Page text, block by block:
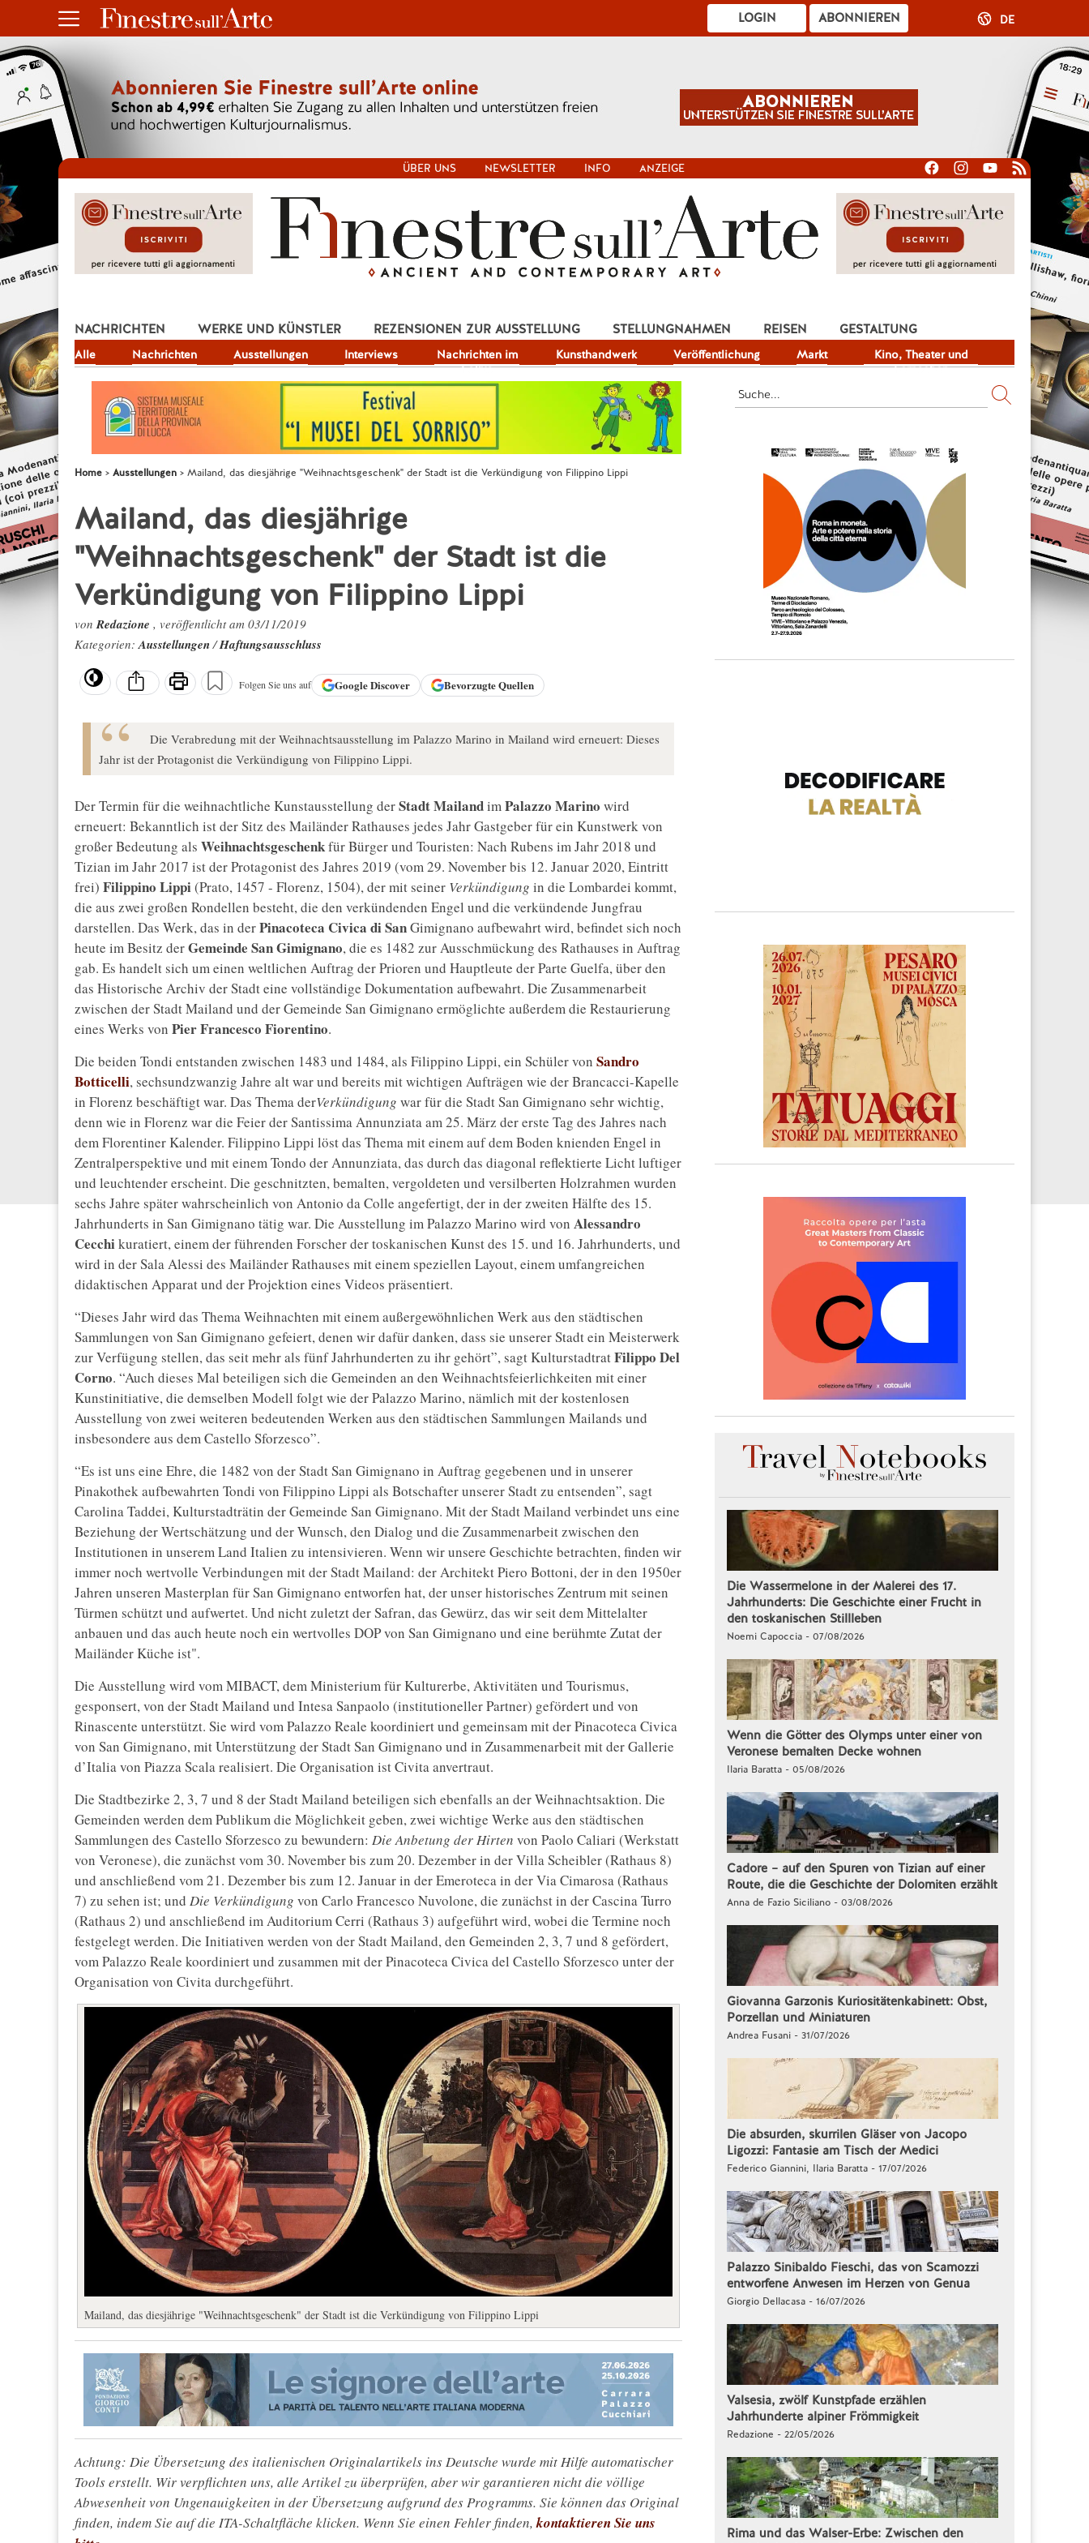
ABONNIEREN
LOGIN DE
ÜBER UNS NEWSLETTER INFO ANZEIGE
NACHRICHTEN
Alle Nachrichten Ausstellungen Interviews
Nachrichten im
Fokus
Kunsthandwerk Veröffentlichung Markt
Kino, Theater und
Fernsehen
WERKE UND KÜNSTLER REZENSIONEN ZUR AUSSTELLUNG STELLUNGNAHMEN REISEN
GESTALTUNG
JOB
Home Ausstellungen Mailand, das diesjährige "Weihnachtsgeschenk" der Stadt ist die Verkündigung von Filippino Lippi
Mailand, das diesjährige
"Weihnachtsgeschenk" der Stadt ist die
Verkündigung von Filippino Lippi
vonRedazione , veröffentlicht am 03/11/2019
Kategorien:Ausstellungen/Haftungsausschluss
Folgen Sie uns auf GoogleDiscover Bevorzugte Quellen
Die Verabredung mit der Weihnachtsausstellung im Palazzo Marino in Mailand wird erneuert: Dieses
Jahr ist der Protagonist die Verkündigung von Filippino Lippi.
Der Termin für die weihnachtliche Kunstausstellung derStadt MailandimPalazzo Marino wird
erneuert: Bekanntlich ist der Sitz des Mailänder Rathauses jedes Jahr Gastgeber für ein Kunstwerk von
großer Bedeutung als Weihnachtsgeschenkfür Bürger und Touristen: Nach Rubens im Jahr 2018 und
Tizian im Jahr 2017 ist der Protagonist des Jahres 2019 (vom 29. November bis 12. Januar 2020, Eintritt
frei) Filippino Lippi(Prato, 1457 - Florenz, 1504), der mit seiner Verkündigung in die Lombardei kommt,
die aus zwei großen Rondellen besteht, die den verkündenden Engel und die verkündende Jungfrau
darstellen. Das Werk, das in derPinacoteca Civica di SanGimignano aufbewahrt wird, befindet sich noch
heute im Besitz derGemeinde San Gimignano, die es 1482 zur Ausschmückung des Rathauses in Auftrag
gab. Es handelt sich um einen weltlichen Auftrag der Prioren und Hauptleute der Parte Guelfa, über den
das Historische Archiv der Stadt eine vollständige Dokumentation aufbewahrt. Die Zusammenarbeit
zwischen der Stadt Mailand und der Gemeinde San Gimignano ermöglichte außerdem die Restaurierung
eines Werks von Pier Francesco Fiorentino.
Die beiden Tondi entstanden zwischen 1483 und 1484, als Filippino Lippi, ein Schüler von Sandro
Botticelli, sechsundzwanzig Jahre alt war und bereits mit wichtigen Aufträgen wie der Brancacci-Kapelle
in Florenz beschäftigt war. Das Thema derVerkündigung war für die Stadt San Gimignano sehr wichtig,
denn wie in Florenz war die Feier der Santissima Annunziata am 25. März der erste Tag des Jahres nach
dem Florentiner Kalender. Filippino Lippi löst das Thema mit einem auf dem Boden knienden Engel in
Zentralperspektive und mit einem Tondo der Annunziata, das durch das diagonal reflektierte Licht luftiger
und leuchtender erscheint. Die geschnitzten, bemalten, vergoldeten und versilberten Holzrahmen wurden
sechs Jahre später wahrscheinlich von Antonio da Colle angefertigt, der in der zweiten Hälfte des 15.
Jahrhunderts in San Gimignano tätig war. Die Ausstellung im Palazzo Marino wird von Alessandro
Cecchikuratiert, einem der führenden Forscher der toskanischen Kunst des 15. und 16. Jahrhunderts, und
wird in der Sala Alessi des Mailänder Rathauses mit einem speziellen Layout, einem umfangreichen
didaktischen Apparat und der Projektion eines Videos präsentiert.
“Dieses Jahr wird das Thema Weihnachten mit einem außergewöhnlichen Werk aus den städtischen
Sammlungen von San Gimignano gefeiert, denen wir dafür danken, dass sie unserer Stadt ein Meisterwerk
zur Verfügung stellen, das seit mehr als fünf Jahrhunderten zu ihr gehört”, sagt KulturstadtratFilippo Del
Corno. “Auch dieses Mal beteiligen sich die Gemeinden an den Weihnachtsfeierlichkeiten mit einer
Kunstinitiative, die demselben Modell folgt wie der Palazzo Marino, nämlich mit der kostenlosen
Ausstellung von zwei weiteren bedeutenden Werken aus den städtischen Sammlungen Mailands und
insbesondere aus dem Castello Sforzesco”.
“Es ist uns eine Ehre, die 1482 von der Stadt San Gimignano in Auftrag gegebenen und in unserer
Pinakothek aufbewahrten Tondi von Filippino Lippi als Botschafter unserer Stadt zu entsenden”, sagt
Carolina Taddei, Kulturstadträtin der Gemeinde San Gimignano. Mit der Stadt Mailand verbindet uns eine
Beziehung der Wertschätzung und der Wunsch, den Dialog und die Zusammenarbeit zwischen den
Institutionen in unserem Land Italien zu intensivieren. Wenn wir unsere Geschichte betrachten, finden wir
immer noch wertvolle Verbindungen mit der Stadt Mailand: der Architekt Piero Bottoni, der in den 1950er
Jahren unseren Masterplan für San Gimignano entworfen hat, der unser historisches Zentrum mit seinen
Türmen schützt und aufwertet. Und nicht zuletzt der Safran, das Gewürz, das wir seit dem Mittelalter
anbauen und das auch heute noch ein wertvolles DOP von San Gimignano und eine berühmte Zutat der
Mailänder Küche ist".
Die Ausstellung wird vom MIBACT, dem Ministerium für Kulturerbe, Aktivitäten und Tourismus,
gesponsert, von der Stadt Mailand und Intesa Sanpaolo (institutioneller Partner) gefördert und von
Rinascente unterstützt. Sie wird vom Palazzo Reale koordiniert und gemeinsam mit der Pinacoteca Civica
von San Gimignano, mit Unterstützung der Stadt San Gimignano und in Zusammenarbeit mit der Gallerie
d’Italia von Piazza Scala realisiert. Die Organisation ist Civita anvertraut.
Die Stadtbezirke 2, 3, 7 und 8 der Stadt Mailand beteiligen sich ebenfalls an der Weihnachtsaktion. Die
Gemeinden werden dem Publikum die Möglichkeit geben, zwei wichtige Werke aus den städtischen
Sammlungen des Castello Sforzesco zu bewundern: Die Anbetung der Hirten von Paolo Caliari (Werkstatt
von Veronese), die zunächst vom 30. November bis zum 20. Dezember in der Villa Scheibler (Rathaus 8)
und anschließend vom 21. Dezember bis zum 12. Januar in der Emeroteca in der Via Cimarosa (Rathaus
7) zu sehen ist; und Die Verkündigung von Carlo Francesco Nuvolone, die zunächst in der Cascina Turro
(Rathaus 2) und anschließend im Auditorium Cerri (Rathaus 3) aufgeführt wird, wobei die Termine noch
festgelegt werden. Die Initiativen werden von der Stadt Mailand, den Gemeinden 2, 3, 7 und 8 gefördert,
vom Palazzo Reale koordiniert und zusammen mit der Pinacoteca Civica del Castello Sforzesco unter der
Organisation von Civita durchgeführt.
Mailand, das diesjährige "Weihnachtsgeschenk" der Stadt ist die Verkündigung von Filippino Lippi
Achtung: Die Übersetzung des italienischen Originalartikels ins Deutsche wurde mit Hilfe automatischer
Tools erstellt. Wir verpflichten uns, alle Artikel zu überprüfen, aber wir garantieren nicht die völlige
Abwesenheit von Ungenauigkeiten in der Übersetzung aufgrund des Programms. Sie können das Original
finden, indem Sie auf die ITA-Schaltfläche klicken. Wenn Sie einen Fehler finden,kontaktieren Sie uns
Die Wassermelone in der Malerei des 17.
Jahrhunderts: Die Geschichte einer Frucht in
den toskanischen Stillleben
Noemi Capoccia - 07/08/2026
Wenn die Götter des Olymps unter einer von
Veronese bemalten Decke wohnen
Ilaria Baratta - 05/08/2026
Cadore – auf den Spuren von Tizian auf einer
Route, die die Geschichte der Dolomiten erzählt
Anna de Fazio Siciliano - 03/08/2026
Giovanna Garzonis Kuriositätenkabinett: Obst,
Porzellan und Miniaturen
Andrea Fusani - 31/07/2026
Die absurden, skurrilen Gläser von Jacopo
Ligozzi: Fantasie am Tisch der Medici
Federico Giannini, Ilaria Baratta - 17/07/2026
Palazzo Sinibaldo Fieschi, das von Scamozzi
entworfene Anwesen im Herzen von Genua
Giorgio Dellacasa - 16/07/2026
Valsesia, zwölf Kunstpfade erzählen
Jahrhunderte alpiner Frömmigkeit
Redazione - 22/05/2026
Rima und das Walser-Erbe: Zwischen den